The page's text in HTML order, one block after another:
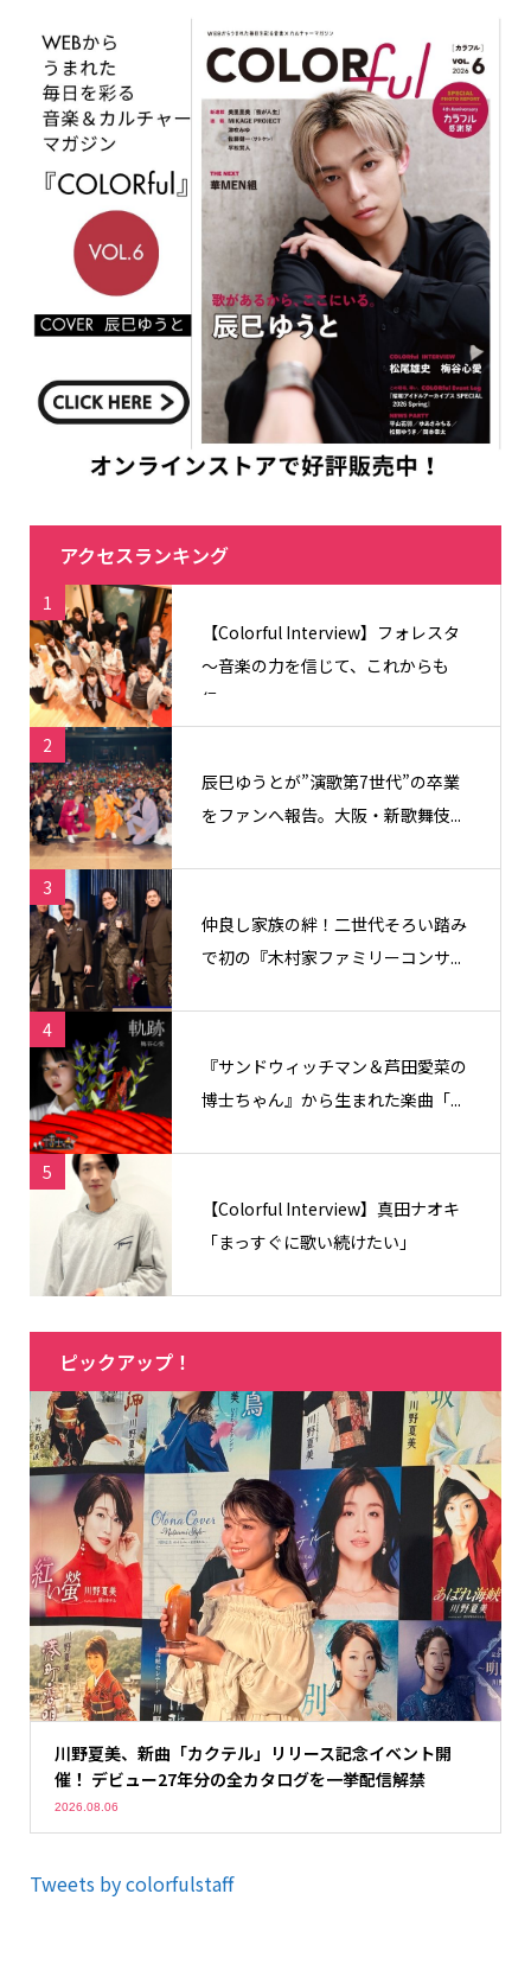
アクセスランキング
1
【Colorful Interview】フォレスタ
〜音楽の力を信じて、これからも
信...
2
辰巳ゆうとが”演歌第7世代”の卒業
をファンへ報告。大阪・新歌舞伎...
3
仲良し家族の絆！二世代そろい踏み
で初の『木村家ファミリーコンサ...
4
『サンドウィッチマン＆芦田愛菜の
博士ちゃん』から生まれた楽曲「...
5
【Colorful Interview】真田ナオキ
「まっすぐに歌い続けたい」
ピックアップ！
川野夏美、新曲「カクテル」リリース記念イベント開
催！ デビュー27年分の全カタログを一挙配信解禁
2026.08.06
Tweets by colorfulstaff